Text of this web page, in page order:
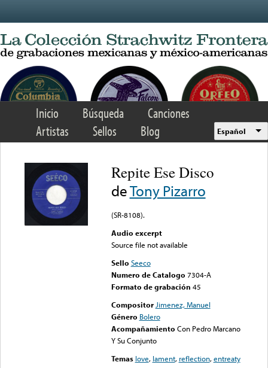
Inicio Búsqueda
Canciones
Artistas
Sellos Blog Español
Repite Ese Disco
deTony Pizarro
(SR-8108).
Audio excerpt
Source file not available
Sello Seeco
Numero de Catalogo 7304-A
Formato de grabación 45
Compositor Jimenez, Manuel
Género Bolero
Acompañamiento Con Pedro Marcano
Y Su Conjunto
Temas love, lament, reflection,entreaty